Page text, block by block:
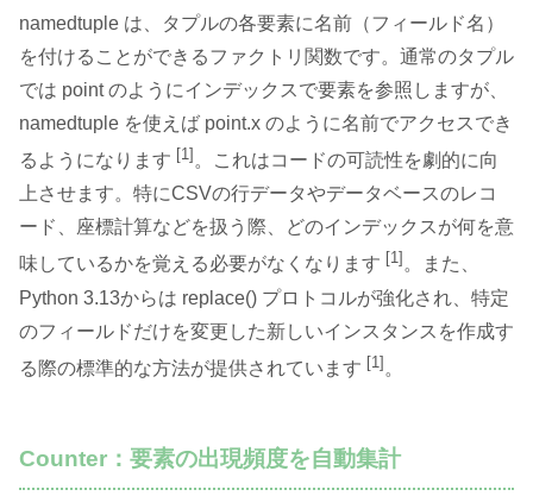
namedtuple は、タプルの各要素に名前（フィールド名）
を付けることができるファクトリ関数です。通常のタプル
では point のようにインデックスで要素を参照しますが、
namedtuple を使えば point.x のように名前でアクセスでき
るようになります [1] 。これはコードの可読性を劇的に向
上させます。特にCSVの行データやデータベースのレコ
ード、座標計算などを扱う際、どのインデックスが何を意
味しているかを覚える必要がなくなります [1] 。また、
Python 3.13からは replace() プロトコルが強化され、特定
のフィールドだけを変更した新しいインスタンスを作成す
る際の標準的な方法が提供されています [1] 。
Counter：要素の出現頻度を自動集計